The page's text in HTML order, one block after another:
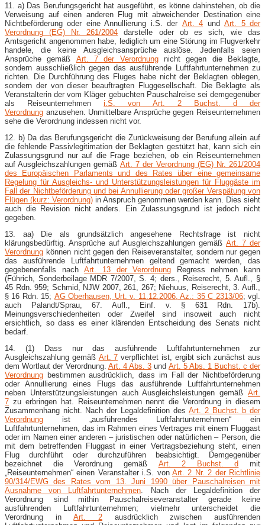
11. a) Das Berufungsgericht hat ausgeführt, es könne dahinstehen, ob die
Verweisung auf einen anderen Flug mit abweichender Destination eine
Nichtbeförderung oder eine Annullierung i.S. der Art. 4 undArt. 5 der
Verordnung (EG) Nr. 261/2004 darstelle oder ob es sich, wie das
Amtsgericht angenommen habe, lediglich um eine Störung im Flugverkehr
handele, die keine Ausgleichsansprüche auslöse. Jedenfalls seien
Ansprüche gemäß Art. 7 der Verordnungnicht gegen die Beklagte,
sondern ausschließlich gegen das ausführende Luftfahrtunternehmen zu
richten. Die Durchführung des Fluges habe nicht der Beklagten oblegen,
sondern der von dieser beauftragten Fluggesellschaft. Die Beklagte als
Veranstalterin der vom Kläger gebuchten Pauschalreise sei demgegenüber
als Reiseunternehmeni.S. von Art. 2 Buchst. d der
Verordnung anzusehen. Unmittelbare Ansprüche gegen Reiseunternehmen
sehe die Verordnung indessen nicht vor.
12. b) Da das Berufungsgericht die Zurückweisung der Berufung allein auf
die fehlende Passivlegitimation der Beklagten gestützt hat, kann sich ein
Zulassungsgrund nur auf die Frage beziehen, ob ein Reiseunternehmen
auf Ausgleichszahlungen gemäß Art. 7 der Verordnung (EG) Nr. 261/2004
des Europäischen Parlaments und des Rates über eine gemeinsame
Regelung für Ausgleichs- und Unterstützungsleistungen für Fluggäste im
Fall der Nichtbeförderung und bei Annullierung oder großer Verspätung von
Flügen (kurz: Verordnung) in Anspruch genommen werden kann. Dies sieht
auch die Revision nicht anders. Ein Zulassungsgrund ist jedoch nicht
gegeben.
13. aa) Die als grundsätzlich angesehene Rechtsfrage ist nicht
klärungsbedürftig. Ansprüche auf Ausgleichszahlungen gemäß Art. 7 der
Verordnung können nicht gegen den Reiseveranstalter, sondern nur gegen
das ausführende Luftfahrtunternehmen geltend gemacht werden, das
gegebenenfalls nachArt. 13 der Verordnung Regress nehmen kann
(Führich, Sonderbeilage MDR 7/2007, S. 4; ders., Reiserecht, 5. Aufl., §
45 Rdn. 959; Schmid, NJW 2007, 261, 267; Niehuus, Reiserecht, 3. Aufl.,
§ 16 Rdn. 15; AG Oberhausen, Urt. v. 11.12.2006, Az.: 35 C 2313/06; vgl.
auch Palandt/Sprau, 67. Aufl., Einf. v. § 631 Rdn. 17b).
Meinungsverschiedenheiten oder Zweifel sind insoweit auch nicht
ersichtlich, so dass es einer klärenden Entscheidung des Senats nicht
bedarf.
14. (1) Dass nur das ausführende Luftfahrtunternehmen zur
Ausgleichszahlung gemäß Art. 7 verpflichtet ist, ergibt sich zunächst aus
dem Wortlaut der Verordnung. Art. 4 Abs. 3 und Art. 5 Abs. 1 Buchst. c der
Verordnung bestimmen ausdrücklich, dass im Fall der Nichtbeförderung
oder Annullierung eines Flugs das ausführende Luftfahrtunternehmen
neben Unterstützungsleistungen auch Ausgleichsleistungen gemäß Art.
7 zu erbringen hat. Reiseunternehmen nennt die Verordnung in diesem
Zusammenhang nicht. Nach der Legaldefinition desArt. 2 Buchst. b der
Verordnung ist „ausführendes Luftfahrtunternehmen“ ein
Luftfahrtunternehmen, das im Rahmen eines Vertrages mit einem Fluggast
oder im Namen einer anderen – juristischen oder natürlichen – Person, die
mit dem betreffenden Fluggast in einer Vertragsbeziehung steht, einen
Flug durchführt oder durchzuführen beabsichtigt. Demgegenüber
bezeichnet die Verordnung gemäß Art. 2 Buchst. d mit
„Reiseunternehmen“ einen Veranstalter i.S. von Art. 2 Nr. 2 der Richtlinie
90/314/EWG des Rates vom 13. Juni 1990 über Pauschalreisen mit
Ausnahme von Luftfahrtunternehmen . Nach der Legaldefinition der
Verordnung sind mithin Pauschalreiseveranstalter gerade keine
ausführenden Luftfahrtunternehmen; vielmehr unterscheidet die
Verordnung inArt. 2 ausdrücklich zwischen ausführenden